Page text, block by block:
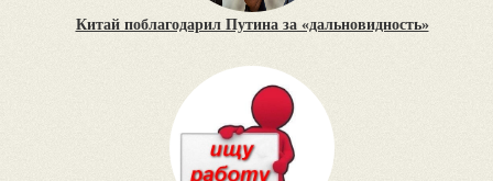
Китай поблагодарил Путина за «дальновидность»